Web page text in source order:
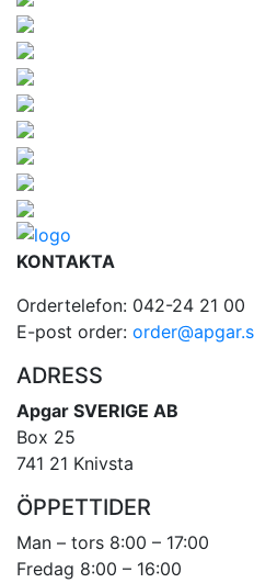
KONTAKTA
Ordertelefon: 042-24 21 00
E-post order:
ADRESS
Apgar SVERIGE AB
Box 25
741 21 Knivsta
ÖPPETTIDER
Man – tors 8:00 – 17:00
Fredag 8:00 – 16:00